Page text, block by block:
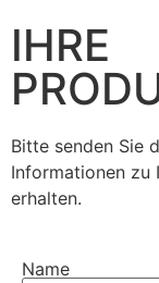
IHRE
Bitte senden Sie
Informationen zu
erhalten.
Name